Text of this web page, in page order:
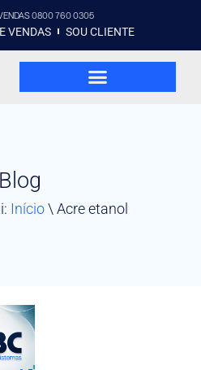
0800 760 0305
VENDAS SOU CLIENTE
Blog
Início\ Acre etanol